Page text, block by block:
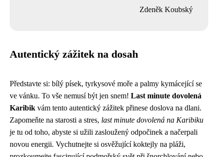
Zdeněk Koubský
Autentický zážitek na dosah
Představte si: bílý písek, tyrkysové moře a palmy kymácející se
ve vánku. To vše nemusí být jen snem! Last minute dovolená
Karibik vám tento autentický zážitek přinese doslova na dlani.
Zapomeňte na starosti a stres, last minute dovolená na Karibiku
je tu od toho, abyste si užili zasloužený odpočinek a načerpali
novou energii. Vychutnejte si osvěžující koktejly na pláži,